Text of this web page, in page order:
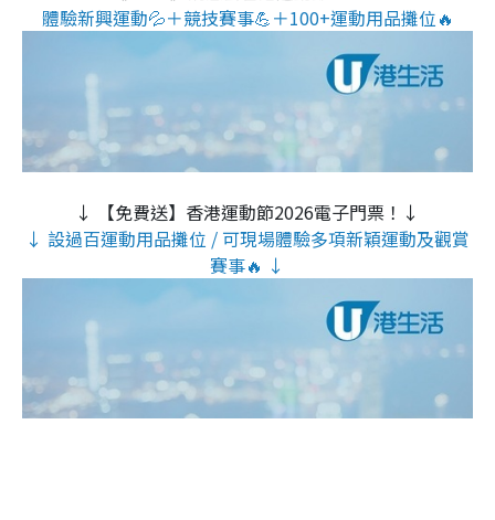
體驗新興運動💦＋競技賽事💪＋100+運動用品攤位🔥
↓ 【免費送】香港運動節2026電子門票！↓
↓ 設過百運動用品攤位 / 可現場體驗多項新穎運動及觀賞
賽事🔥 ↓